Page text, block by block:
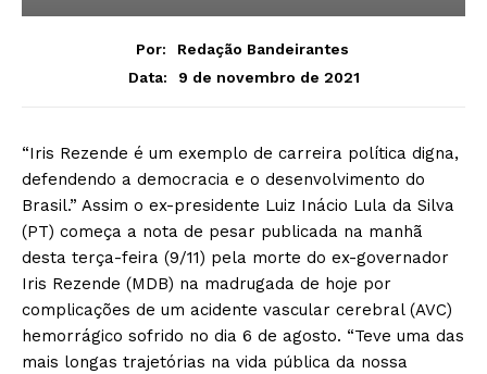
Por:
Redação Bandeirantes
Data:
9 de novembro de 2021
“Iris Rezende é um exemplo de carreira política digna,
defendendo a democracia e o desenvolvimento do
Brasil.” Assim o ex-presidente Luiz Inácio Lula da Silva
(PT) começa a nota de pesar publicada na manhã
desta terça-feira (9/11) pela morte do ex-governador
Iris Rezende (MDB) na madrugada de hoje por
complicações de um acidente vascular cerebral (AVC)
hemorrágico sofrido no dia 6 de agosto. “Teve uma das
mais longas trajetórias na vida pública da nossa